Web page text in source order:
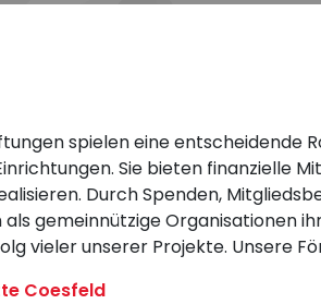
spielen eine entscheidende
Sie bieten finanzielle
Durch Spenden,
als gemeinnützige Organisationen
vieler unserer Projekte. Unsere
Coesfeld